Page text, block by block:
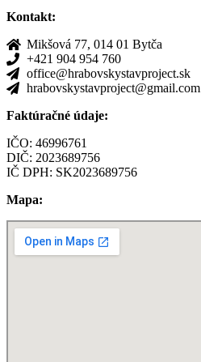
Kontakt:
Mikšová 77, 014 01 Bytča
+421 904 954 760
office@hrabovskystavproject.sk
hrabovskystavproject@gmail.com
Faktúračné údaje:
IČO: 46996761
DIČ: 2023689756
IČ DPH: SK2023689756
Mapa: